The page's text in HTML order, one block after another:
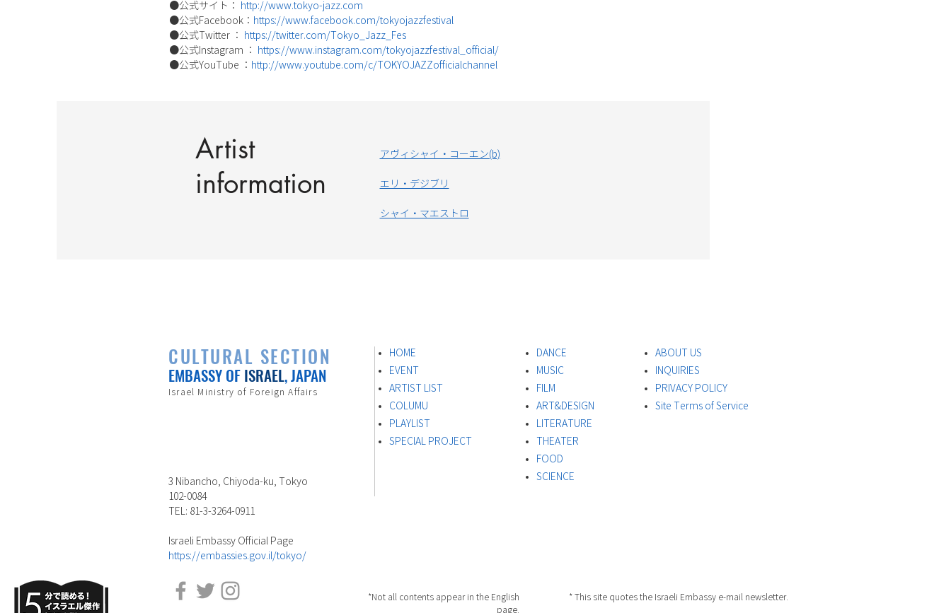
●公式サイト：
http://www.tokyo-jazz.com
●公式Facebook： https://www.facebook.com/tokyojazzfestival
●公式Twitter ：
https://twitter.com/Tokyo_Jazz_Fes
●公式Instagram ：
https://www.instagram.com/tokyojazzfestival_official/
●公式YouTube ： http://www.youtube.com/c/TOKYOJAZZofficialchannel
Artist
information
アヴィシャイ・コーエン(b)
エリ・デジブリ
シャイ・マエストロ
CULTURAL SECTION
EMBASSY OFISRAEL, JAPAN
Israel Ministry of Foreign Affairs
3 Nibancho, Chiyoda-ku, Tokyo
102-0084
TEL: 81-3-3264-0911
Israeli Embassy Official Page
https://embassies.gov.il/tokyo/
HOME
EVENT
ARTIST LIST
COLUMU
PLAYLIST
SPECIAL PROJECT
DANCE
MUSIC
FILM
ART&DESIGN
LITERATURE
THEATER
FOOD
​SCIENCE
ABOUT US
INQUIRIES
PRIVACY POLICY
Site Terms of Service
*Not all contents appear in the English
page.
* This site quotes the Israeli Embassy e-mail newsletter.